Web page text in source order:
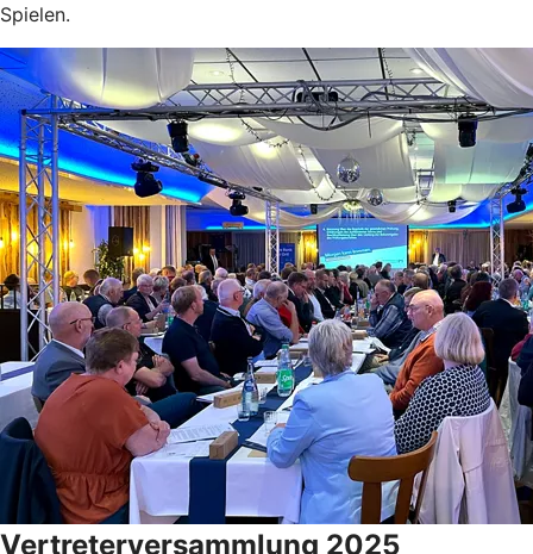
Spielen.
Vertreterversammlung 2025